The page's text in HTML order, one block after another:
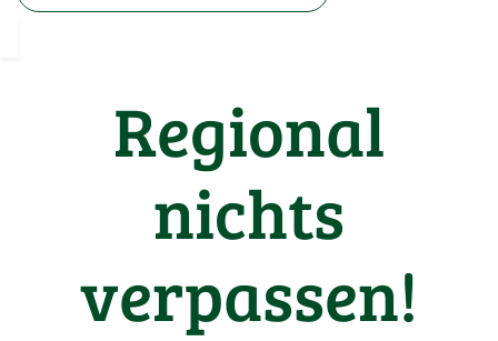
Regional
nichts
verpassen!